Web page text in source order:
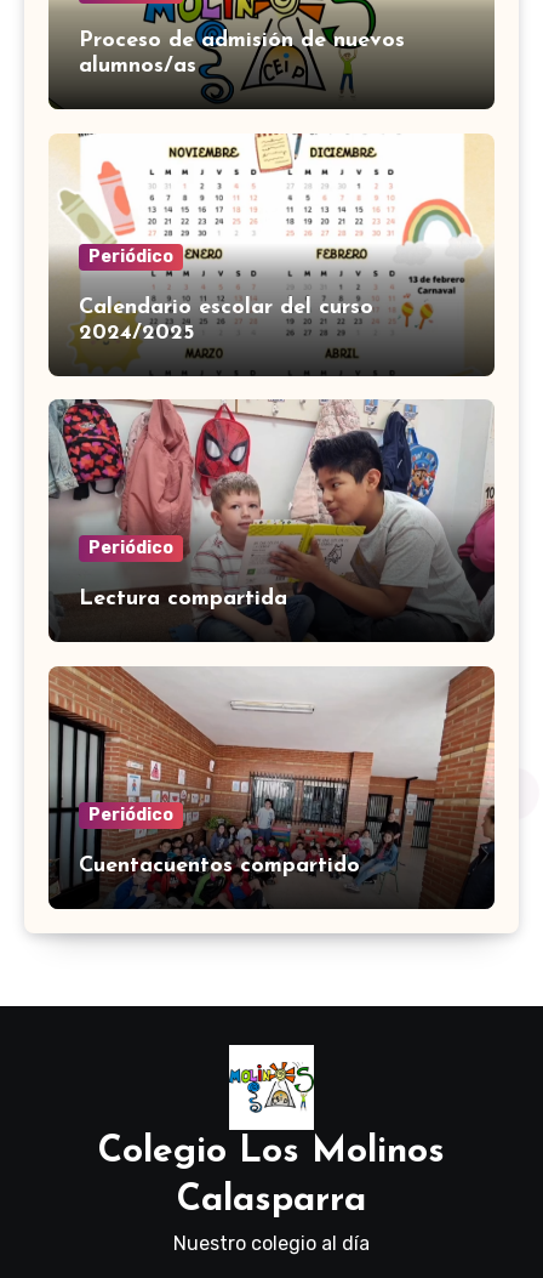
Proceso de admisión de nuevos
alumnos/as
Periódico
Calendario escolar del curso
2024/2025
Periódico
Lectura compartida
Periódico
Cuentacuentos compartido
Colegio Los Molinos
Calasparra
Nuestro colegio al día